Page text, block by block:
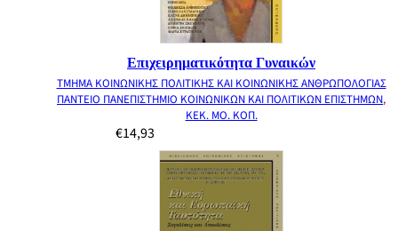
Επιχειρηματικότητα Γυναικών
ΤΜΗΜΑ ΚΟΙΝΩΝΙΚΗΣ ΠΟΛΙΤΙΚΗΣ ΚΑΙ ΚΟΙΝΩΝΙΚΗΣ ΑΝΘΡΩΠΟΛΟΓΙΑΣ
ΠΑΝΤΕΙΟ ΠΑΝΕΠΙΣΤΗΜΙΟ ΚΟΙΝΩΝΙΚΩΝ ΚΑΙ ΠΟΛΙΤΙΚΩΝ ΕΠΙΣΤΗΜΩΝ,
ΚΕΚ. ΜΟ. ΚΟΠ.
€14,93